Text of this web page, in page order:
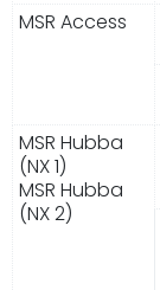
MSR Access
MSR Hubba
(NX 1)
MSR Hubba
(NX 2)